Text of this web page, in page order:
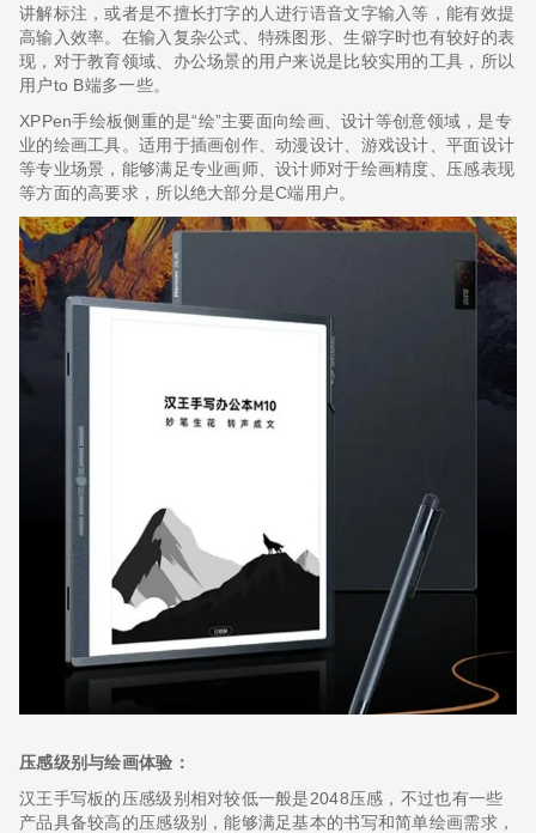
讲解标注，或者是不擅长打字的人进行语音文字输入等，能有效提
高输入效率。在输入复杂公式、特殊图形、生僻字时也有较好的表
现，对于教育领域、办公场景的用户来说是比较实用的工具，所以
用户to B端多一些。
XPPen手绘板侧重的是“绘”主要面向绘画、设计等创意领域，是专
业的绘画工具。适用于插画创作、动漫设计、游戏设计、平面设计
等专业场景，能够满足专业画师、设计师对于绘画精度、压感表现
等方面的高要求，所以绝大部分是C端用户。
压感级别与绘画体验：
汉王手写板的压感级别相对较低一般是2048压感，不过也有一些
产品具备较高的压感级别，能够满足基本的书写和简单绘画需求，